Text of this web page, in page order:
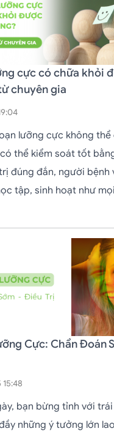
cực có chữa khỏi
chuyên gia
lưỡng cực không thể
thể kiểm soát tốt
đúng đắn, người bệnh
tập, sinh hoạt như
Cực: Chẩn Đoán
bạn bừng tỉnh với
những ý tưởng lớn